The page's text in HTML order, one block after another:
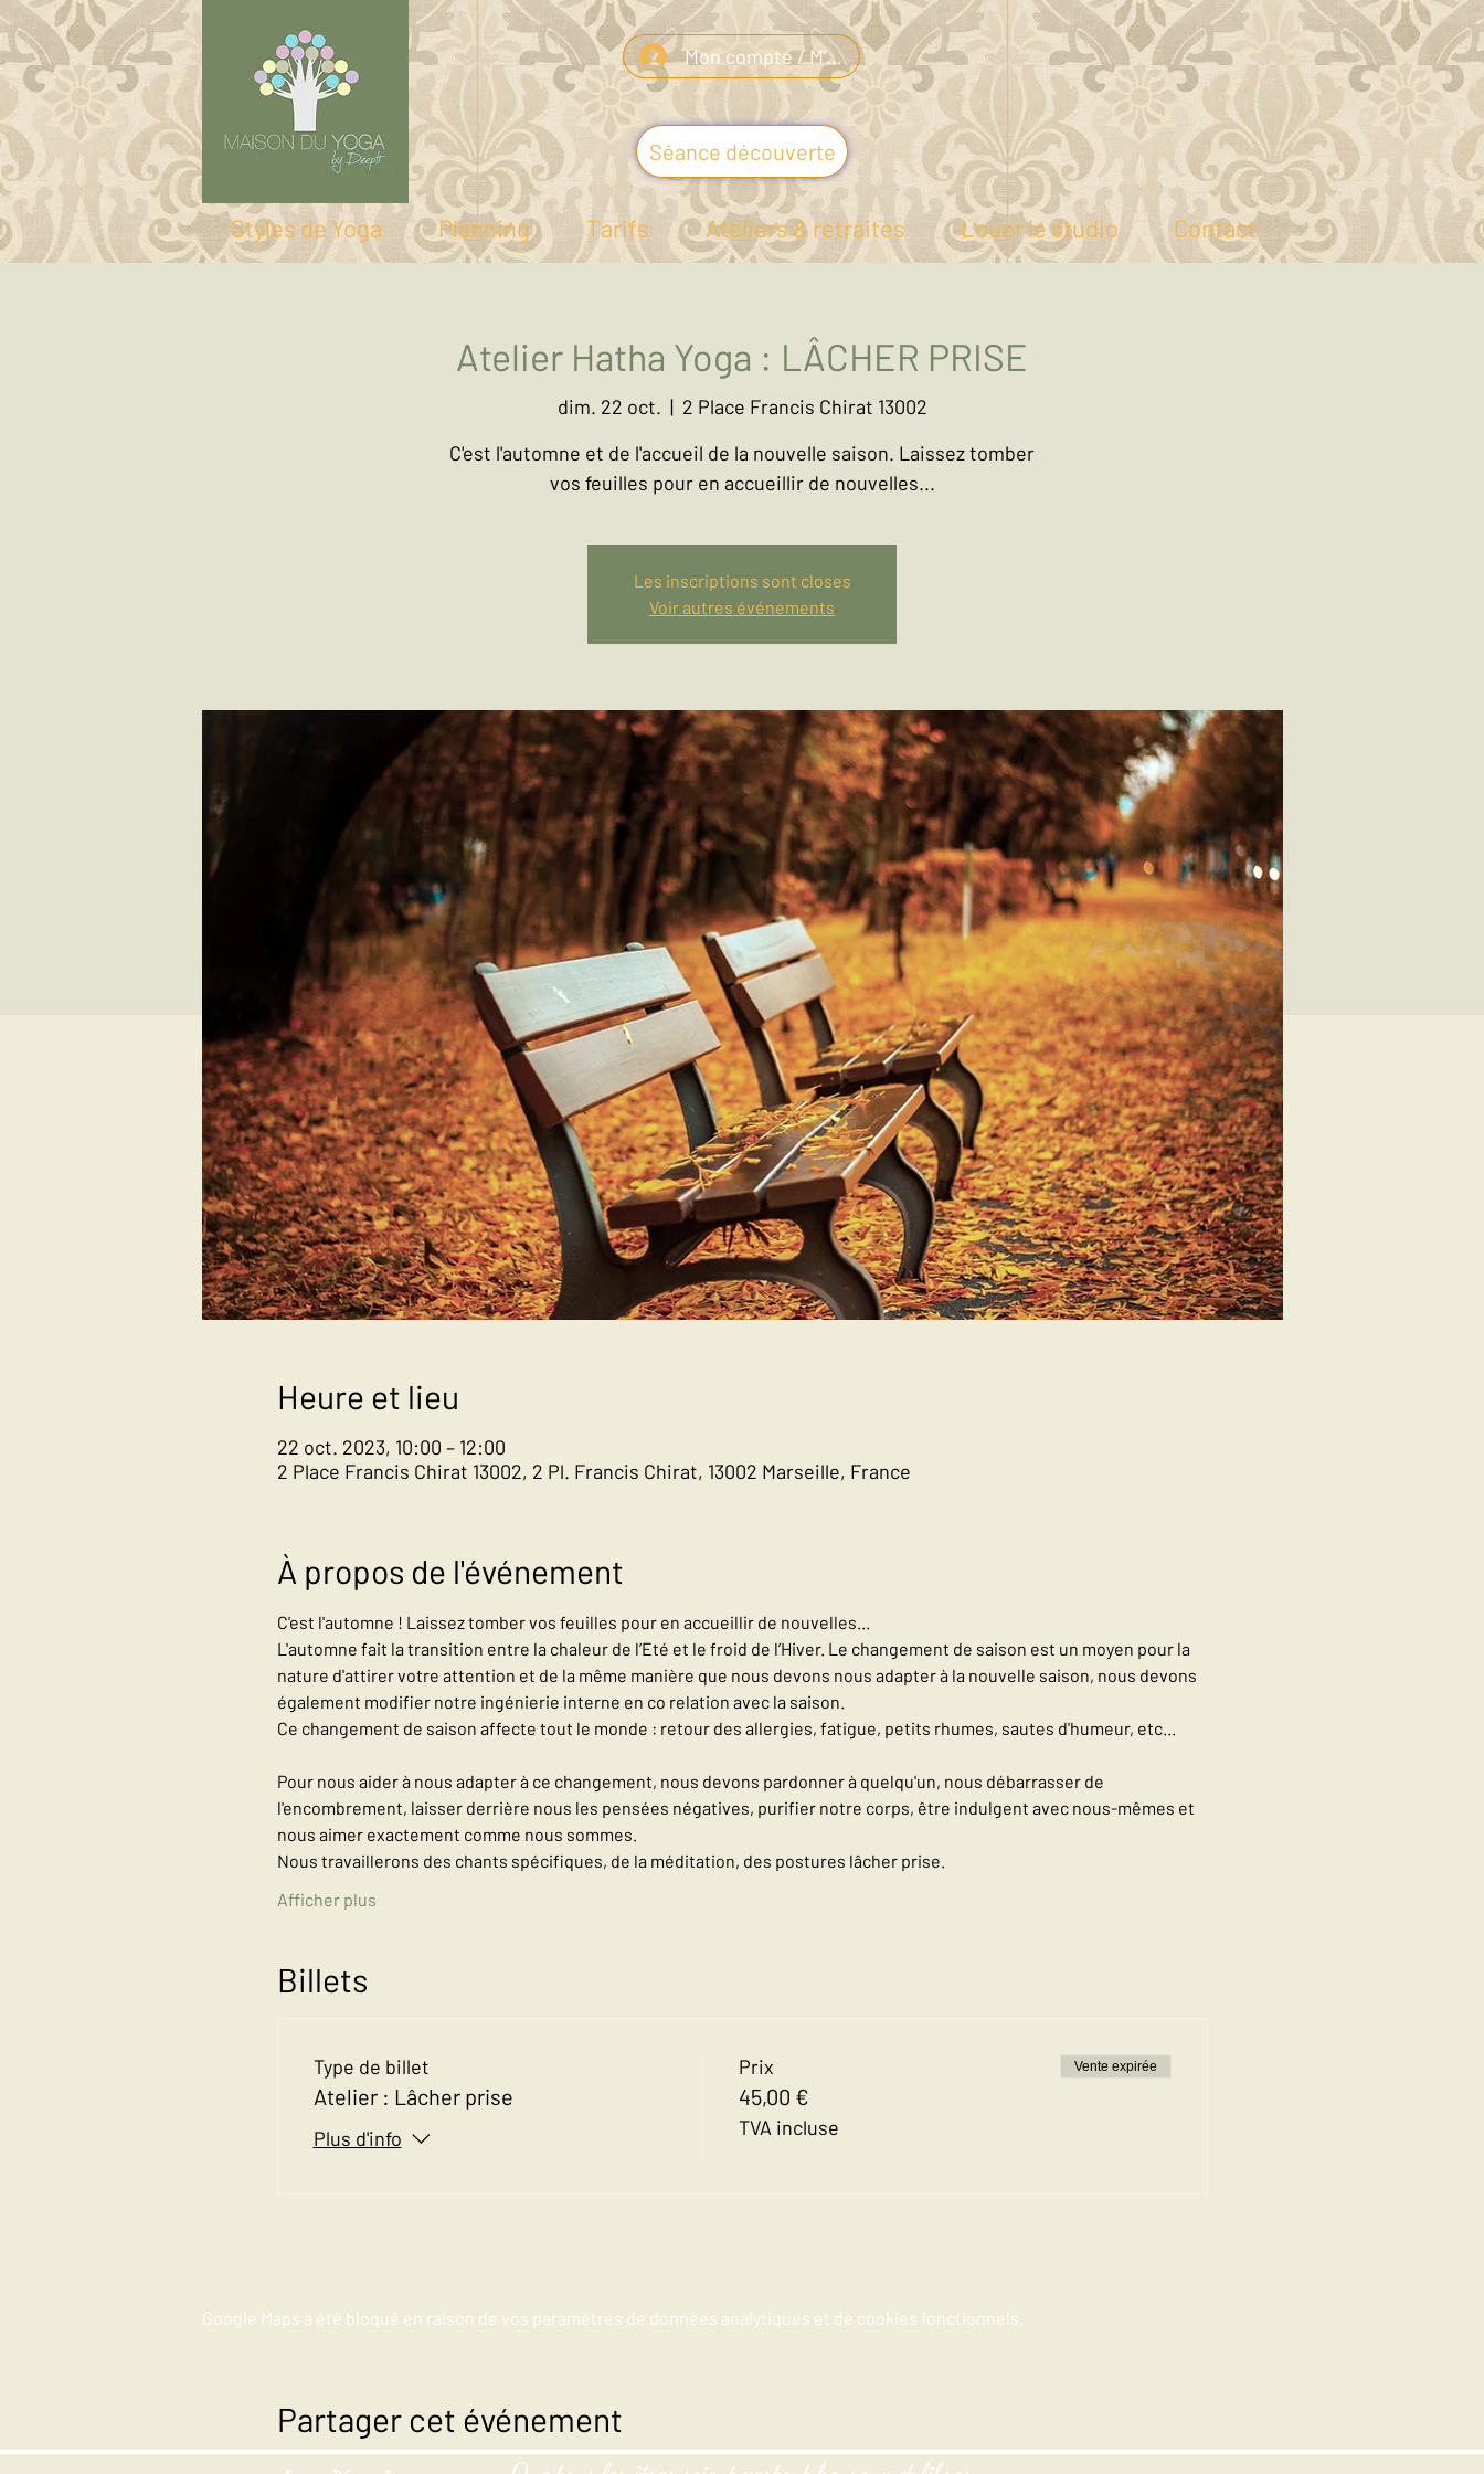
Mon compte / M'inscrire
Styles de Yoga Planning Tarifs Ateliers & retraites Louer le studio Contact
Séance découverte
Atelier Hatha Yoga : LÂCHER PRISE
dim. 22 oct.
  |
2 Place Francis Chirat 13002
C'est l'automne et de l'accueil de la nouvelle saison. Laissez tomber
vos feuilles pour en accueillir de nouvelles...
Les inscriptions sont closes
Voir autres événements
Heure et lieu
22 oct. 2023, 10:00 – 12:00
2 Place Francis Chirat 13002, 2 Pl. Francis Chirat, 13002 Marseille, France
À propos de l'événement
C'est l'automne ! Laissez tomber vos feuilles pour en accueillir de nouvelles...
L'automne fait la transition entre la chaleur de l’Eté et le froid de l’Hiver. Le changement de saison est un moyen pour la
nature d'attirer votre attention et de la même manière que nous devons nous adapter à la nouvelle saison, nous devons
également modifier notre ingénierie interne en co relation avec la saison.
Ce changement de saison affecte tout le monde : retour des allergies, fatigue, petits rhumes, sautes d'humeur, etc...
Pour nous aider à nous adapter à ce changement, nous devons pardonner à quelqu'un, nous débarrasser de
l'encombrement, laisser derrière nous les pensées négatives, purifier notre corps, être indulgent avec nous-mêmes et
nous aimer exactement comme nous sommes.
Nous travaillerons des chants spécifiques, de la méditation, des postures lâcher prise.
Afficher plus
Billets
Type de billet
Atelier : Lâcher prise
Plus d'info
Prix
45,00 €
TVA incluse
Vente expirée
Google Maps a été bloqué en raison de vos paramètres de données analytiques et de cookies fonctionnels.
Partager cet événement